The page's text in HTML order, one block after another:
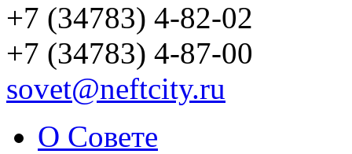
+7 (34783) 4-82-02
+7 (34783) 4-87-00
sovet@neftcity.ru
О Совете